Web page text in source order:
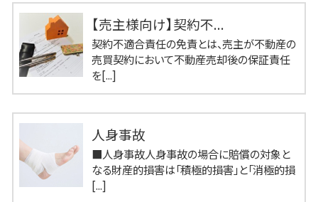
【売主様向け】契約不...
契約不適合責任の免責とは、売主が不動産の
売買契約において不動産売却後の保証責任
を[...]
人身事故
■人身事故人身事故の場合に賠償の対象と
なる財産的損害は「積極的損害」と「消極的損
[...]